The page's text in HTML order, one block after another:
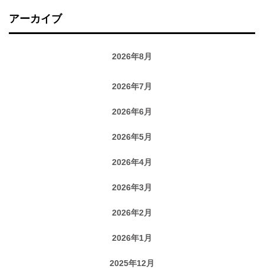
アーカイブ
2026年8月
2026年7月
2026年6月
2026年5月
2026年4月
2026年3月
2026年2月
2026年1月
2025年12月